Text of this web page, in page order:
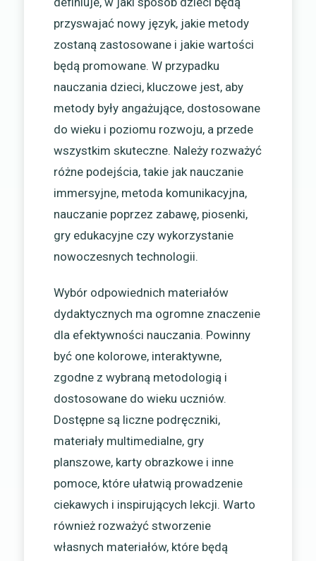
przyswajać nowy język, jakie metody
zostaną zastosowane i jakie wartości
będą promowane. W przypadku
nauczania dzieci, kluczowe jest, aby
metody były angażujące, dostosowane
do wieku i poziomu rozwoju, a przede
wszystkim skuteczne. Należy rozważyć
różne podejścia, takie jak nauczanie
immersyjne, metoda komunikacyjna,
nauczanie poprzez zabawę, piosenki,
gry edukacyjne czy wykorzystanie
nowoczesnych technologii.
Wybór odpowiednich materiałów
dydaktycznych ma ogromne znaczenie
dla efektywności nauczania. Powinny
być one kolorowe, interaktywne,
zgodne z wybraną metodologią i
dostosowane do wieku uczniów.
Dostępne są liczne podręczniki,
materiały multimedialne, gry
planszowe, karty obrazkowe i inne
pomoce, które ułatwią prowadzenie
ciekawych i inspirujących lekcji. Warto
również rozważyć stworzenie
własnych materiałów, które będą